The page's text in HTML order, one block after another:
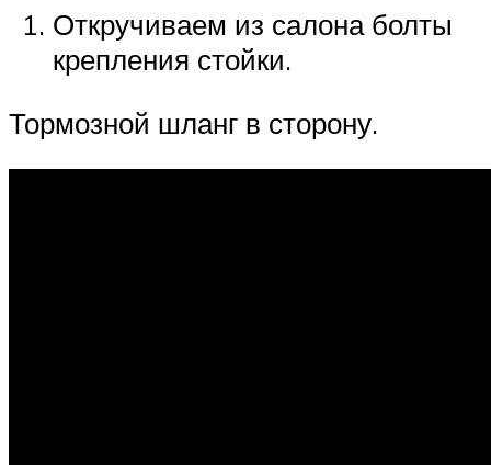
Откручиваем из салона болты
крепления стойки.
Тормозной шланг в сторону.